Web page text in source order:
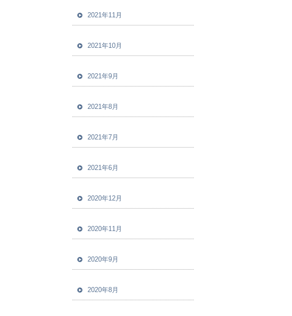
2021年11月
2021年10月
2021年9月
2021年8月
2021年7月
2021年6月
2020年12月
2020年11月
2020年9月
2020年8月